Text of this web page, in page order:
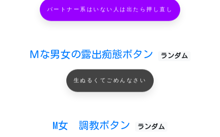
パートナー系はいない人は出たら押し直し
Ｍな男女の露出痴態ボタン ランダム
生ぬるくてごめんなさい
M女 調教ボタン ランダム